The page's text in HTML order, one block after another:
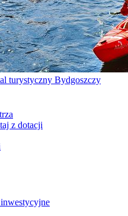
turystyczny Bydgoszczy
z dotacji